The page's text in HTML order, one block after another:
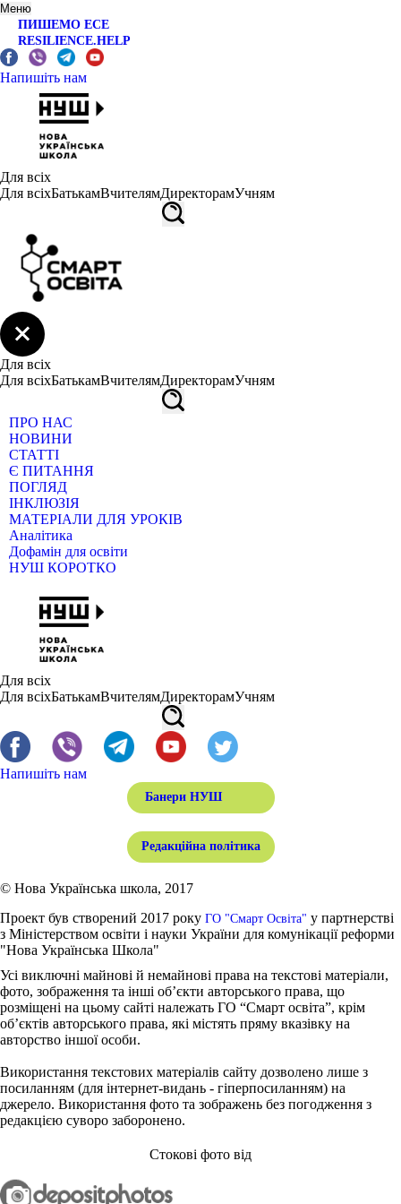
Меню
ПИШЕМО ЕСЕ
RESILIENCE.HELP
Напишіть нам
Для всіх
Для всіхБатькамВчителямДиректорамУчням
Для всіх
Для всіхБатькамВчителямДиректорамУчням
ПРО НАС
НОВИНИ
СТАТТІ
Є ПИТАННЯ
ПОГЛЯД
ІНКЛЮЗІЯ
МАТЕРІАЛИ ДЛЯ УРОКІВ
Аналітика
Дофамін для освіти
НУШ КОРОТКО
Для всіх
Для всіхБатькамВчителямДиректорамУчням
Напишіть нам
Банери НУШ
Редакційна політика
© Нова Українська школа, 2017
Проект був створений 2017 року ГО "Смарт Освіта" у партнерстві
з Міністерством освіти і науки України для комунікації реформи
"Нова Українська Школа"
Усі виключні майнові й немайнові права на текстові матеріали,
фото, зображення та інші об’єкти авторського права, що
розміщені на цьому сайті належать ГО “Смарт освіта”, крім
об’єктів авторського права, які містять пряму вказівку на
авторство іншої особи.
Використання текстових матеріалів сайту дозволено лише з
посиланням (для інтернет-видань - гіперпосиланням) на
джерело. Використання фото та зображень без погодження з
редакцією суворо заборонено.
Стокові фото від